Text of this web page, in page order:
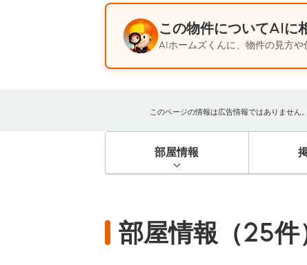
この物件についてAIに
AIホームズくんに、物件の見方や
このページの情報は広告情報ではありませ
部屋情報
部屋情報（25件